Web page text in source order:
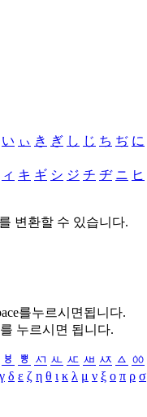
い ぃ き ぎ し じ ち ぢ に
ィ キ ギ シ ジ チ ヂ ニ ヒ
변환할 수 있습니다.
를누르시면됩니다.
누르시면 됩니다.
ㅸ ㅹ ㅺ ㅻ ㅼ ㅽ ㅾ ㅿ ㆀ
γ δ ε ζ η θ ι κ λ μ ν ξ ο π ρ σ